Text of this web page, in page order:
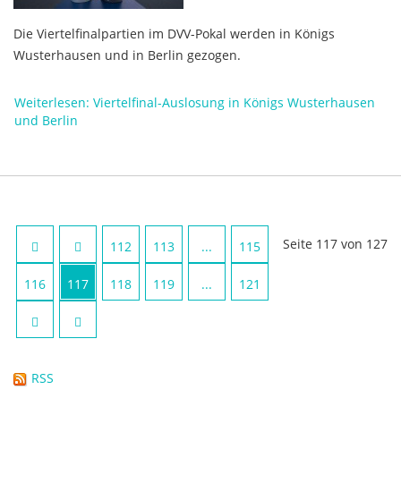
Die Viertelfinalpartien im DVV-Pokal werden in Königs
Wusterhausen und in Berlin gezogen.
Weiterlesen: Viertelfinal-Auslosung in Königs Wusterhausen
und Berlin
Seite 117 von 127
112 113 ... 115
116 117 118 119 ... 121
RSS